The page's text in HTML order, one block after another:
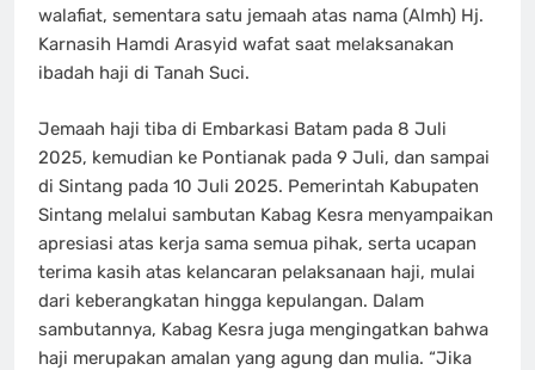
walafiat, sementara satu jemaah atas nama (Almh) Hj.
Karnasih Hamdi Arasyid wafat saat melaksanakan
ibadah haji di Tanah Suci.
Jemaah haji tiba di Embarkasi Batam pada 8 Juli
2025, kemudian ke Pontianak pada 9 Juli, dan sampai
di Sintang pada 10 Juli 2025. Pemerintah Kabupaten
Sintang melalui sambutan Kabag Kesra menyampaikan
apresiasi atas kerja sama semua pihak, serta ucapan
terima kasih atas kelancaran pelaksanaan haji, mulai
dari keberangkatan hingga kepulangan. Dalam
sambutannya, Kabag Kesra juga mengingatkan bahwa
haji merupakan amalan yang agung dan mulia. “Jika